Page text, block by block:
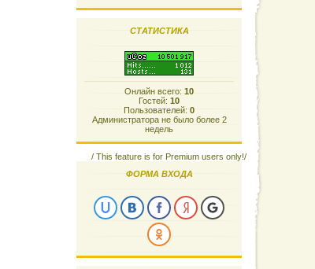
СТАТИСТИКА
Онлайн всего: 10
Гостей: 10
Пользователей: 0
Администратора не было более 2
недель
/ This feature is for Premium users only!/
ФОРМА ВХОДА